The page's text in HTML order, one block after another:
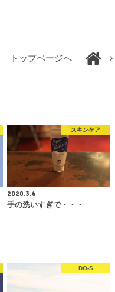
トップページへ
スキンケア
2020.3.6
手の洗いすぎで・・・
DO-S